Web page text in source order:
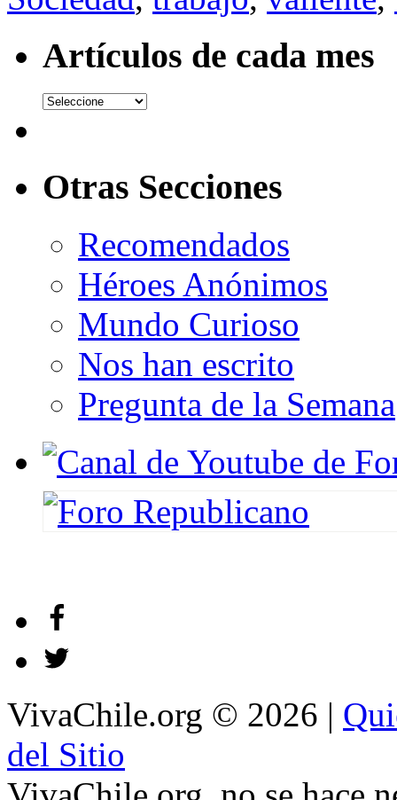
Artículos de cada mes
Otras Secciones
Recomendados
Héroes Anónimos
Mundo Curioso
Nos han escrito
Pregunta de la Semana
VivaChile.org © 2026 |
del Sitio